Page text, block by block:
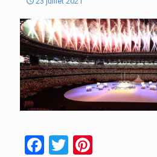
Facebook
TwitterPinterest